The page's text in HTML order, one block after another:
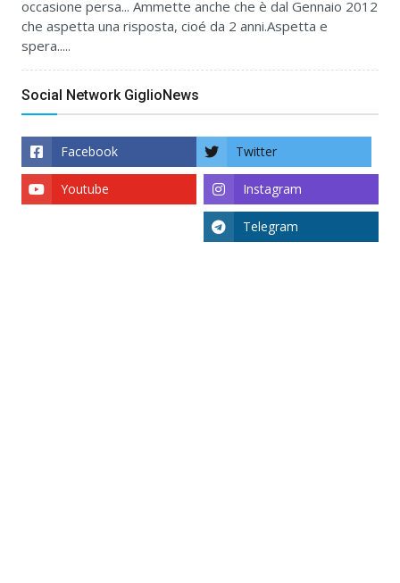
occasione persa... Ammette anche che è dal Gennaio 2012
che aspetta una risposta, cioé da 2 anni.Aspetta e
spera.....
Social Network GiglioNews
Facebook Twitter
Instagram
Youtube
Telegram